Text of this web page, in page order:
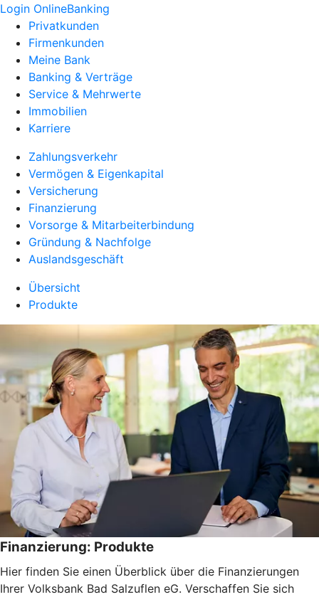
Login OnlineBanking
Privatkunden
Firmenkunden
Meine Bank
Banking & Verträge
Service & Mehrwerte
Immobilien
Karriere
Zahlungsverkehr
Vermögen & Eigenkapital
Versicherung
Finanzierung
Vorsorge & Mitarbeiterbindung
Gründung & Nachfolge
Auslandsgeschäft
Übersicht
Produkte
Finanzierung: Produkte
Hier finden Sie einen Überblick über die Finanzierungen
Ihrer Volksbank Bad Salzuflen eG. Verschaffen Sie sich